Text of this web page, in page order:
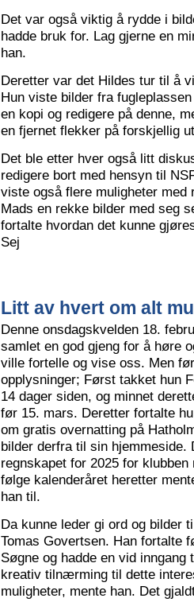
Det var også viktig å rydde i
hadde bruk for. Lag gjerne en
han.
Deretter var det Hildes tur til å
Hun viste bilder fra
en kopi og redigere på denne,
en fjernet flekker på forskjellig
Det ble etter hver også litt
redigere bort med hensyn til
viste også flere muligheter
Mads en rekke bilder med seg
fortalte hvordan det kunne
Sej
Litt av hvert om alt
Denne onsdagskvelden 18.
samlet en god gjeng for å høre
ville fortelle og vise oss. Men
opplysninger; Først takket hun
14 dager siden, og minnet
før 15. mars. Deretter fortalte
om gratis overnatting på
bilder derfra til sin hjemmeside.
regnskapet for 2025 for
følge kalenderåret heretter
han til.
Da kunne leder gi ord og bilder
Tomas Govertsen. Han fortalte
Søgne og hadde en vid
kreativ tilnærming til dette
muligheter, mente han. Det